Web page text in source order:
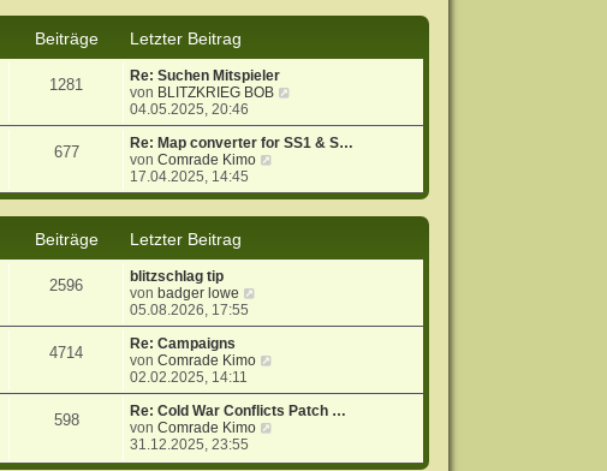
a
g
e
i
t
r
a
g
t
e
r
B
e
i
t
r
a
g
Beiträge
Letzter Beitrag
1281
Re: Suchen Mitspieler
von BLITZKRIEG BOB
u
e
e
i
g
04.05.2025, 20:46
677
Re: Map converter for SS1 & S…
vonComrade Kimo
u
e
i
g
17.04.2025, 14:45
Beiträge
Letzter Beitrag
2596
blitzschlag tip
von badger lowe
u
s
e
r
B
i
05.08.2026, 17:55
4714
Re: Campaigns
vonComrade Kimo
u
e
e
02.02.2025, 14:11
598
Re: Cold War Conflicts Patch …
vonComrade Kimo
u
31.12.2025, 23:55